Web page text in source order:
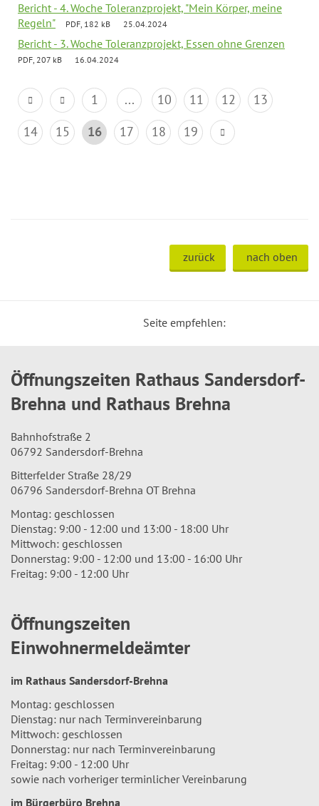
Bericht - 4. Woche Toleranzprojekt, "Mein Körper, meine
Regeln"
PDF, 182 kB 25.04.2024
Bericht - 3. Woche Toleranzprojekt, Essen ohne Grenzen
PDF, 207 kB 16.04.2024
1 ... 10 11 12
13
14
15 16 17 18 19
zurück nach oben
Seite empfehlen:
Öffnungszeiten Rathaus Sandersdorf-
Brehna und Rathaus Brehna
Bahnhofstraße 2
06792 Sandersdorf-Brehna
Bitterfelder Straße 28/29
06796 Sandersdorf-Brehna OT Brehna
Montag: geschlossen
Dienstag: 9:00 - 12:00 und 13:00 - 18:00 Uhr
Mittwoch: geschlossen
Donnerstag: 9:00 - 12:00 und 13:00 - 16:00 Uhr
Freitag: 9:00 - 12:00 Uhr
Öffnungszeiten
Einwohnermeldeämter
im Rathaus Sandersdorf-Brehna
Montag: geschlossen
Dienstag: nur nach Terminvereinbarung
Mittwoch: geschlossen
Donnerstag: nur nach Terminvereinbarung
Freitag: 9:00 - 12:00 Uhr
sowie nach vorheriger terminlicher Vereinbarung
im Bürgerbüro Brehna